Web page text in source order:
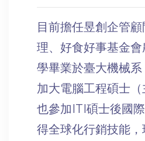
目前擔任昱創企管
理、好食好事基金
學畢業於臺大機械
加大電腦工程碩士（
也參加ITI碩士後國
得全球化行銷技能